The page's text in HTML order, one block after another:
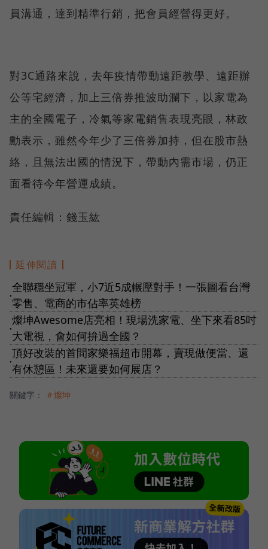
員溝通，達到精準行銷，把會員經營得更好。
對3C通路來說，去年疫情帶動遠距教學、遠距辦
公等宅經濟，加上三倍券推波助瀾下，以家電為
主的全國電子，冷氣等家電銷售表現亮眼，林政
勳表示，雖然今年少了三倍券加持，但在股市熱
絡，且無法出國的情況下，帶動內需市場，仍正
面看待今年營運成績。
責任編輯：錢玉紘
延伸閱讀
●
全聯穩坐冠軍，小7近5成輾壓對手！一張圖看台灣
零售、電商的市佔率英雄榜
●
燦坤Awesome店亮相！現場洗家電、坐下來看85吋
大電視，會如何拚過全國？
●
頂好改裝的首間家樂福超市開幕，賣現做便當、還
有休憩區！未來還要如何展店？
關鍵字： ＃燦坤